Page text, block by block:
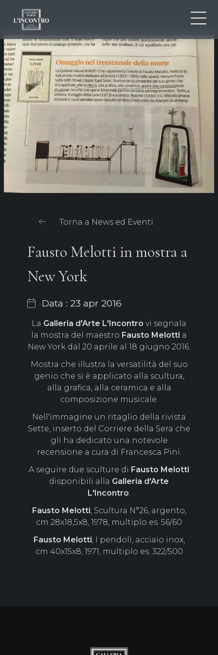
EN
CHI SIAMO
NEWS ED EVENTI
ARTISTI E OPERE
MOSTRE
CONTATTI
Torna a News ed Eventi
Fausto Melotti in mostra a
New York
Data : 23 apr 2016
La Galleria d'Arte L'Incontro vi segnala
la mostra del maestro Fausto Melotti a
New York dal 20 aprile al 18 giugno 2016.
Mostra che illustra la versatilità del suo
genio che si è applicato alla scultura,
alla grafica, alla ceramica e alla
composizione musicale.
Nell'immagine un ritaglio della rivista
Sette, inserto del Corriere della Sera che
gli ha dedicato una notevole
recensione a cura di Francesca Pini.
A seguire due sculture di Fausto Melotti
disponibili alla Galleria d'Arte
L'Incontro
Fausto Melotti , Scultura N°26, argento,
cm 28x18,5x8, 1978, multiplo es. 56/60
Fausto Melotti , I pendoli, acciaio inox,
cm 40x15x8, 1971, multiplo es. 322/500